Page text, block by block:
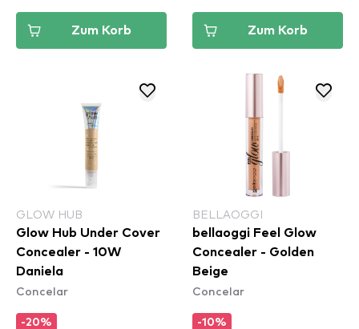
Zum Korb Zum Korb
GLOW HUB
Glow Hub Under Cover
Concealer - 10W
Daniela
Concelar
-20%
BELLAOGGI
bellaoggi Feel Glow
Concealer - Golden
Beige
Concelar
-10%